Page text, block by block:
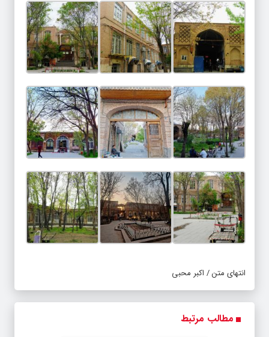
انتهای متن / اکبر محبی
مطالب مرتبط